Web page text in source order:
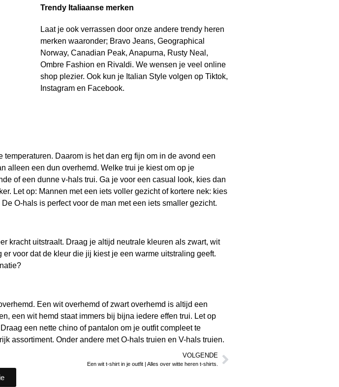
Trendy Italiaanse merken
Laat je ook verrassen door onze andere trendy heren
merken waaronder; Bravo Jeans, Geographical
Norway, Canadian Peak, Anapurna, Rusty Neal,
Ombre Fashion en Rivaldi. We wensen je veel online
shop plezier. Ook kun je Italian Style volgen op Tiktok,
Instagram en Facebook.
Daarom is het dan erg fijn om in de avond een
alleen een dun overhemd. Welke trui je kiest om op je
of een dunne v-hals trui. Ga je voor een casual look, kies dan
Let op: Mannen met een iets voller gezicht of kortere nek: kies
O-hals is perfect voor de man met een iets smaller gezicht.
kracht uitstraalt. Draag je altijd neutrale kleuren als zwart, wit
voor dat de kleur die jij kiest je een warme uitstraling geeft.
Een wit overhemd of zwart overhemd is altijd een
een wit hemd staat immers bij bijna iedere effen trui. Let op
een nette chino of pantalon om je outfit compleet te
assortiment. Onder andere met O-hals truien en V-hals truien.
VOLGENDE
Een wit t-shirt in je outfit | Alles over witte heren t-shirts.